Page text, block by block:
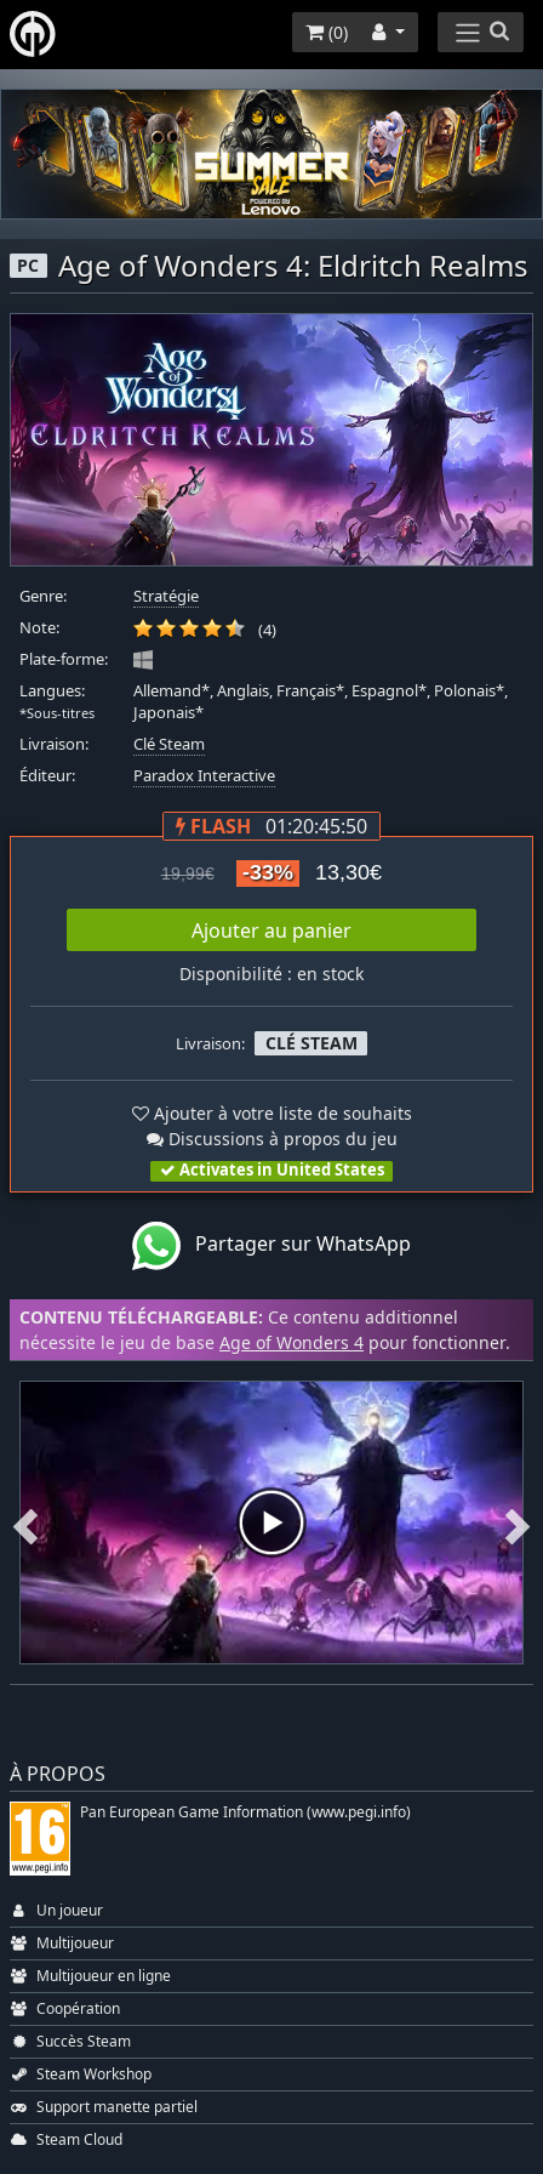
(0)
PC Age of Wonders 4: Eldritch Realms
Genre:
Stratégie
Note:
(4)
Plate-forme:
Langues:
*Sous-titres
Allemand*, Anglais, Français*, Espagnol*, Polonais*,
Japonais*
Livraison:
Clé Steam
Éditeur:
Paradox Interactive
FLASH 01:20:45:49
19,99€ -33% 13,30€
Ajouter au panier
Disponibilité : en stock
Livraison: CLÉ STEAM
Ajouter à votre liste de souhaits
Discussions à propos du jeu
Activates in United States
Partager sur WhatsApp
CONTENU TÉLÉCHARGEABLE: Ce contenu additionnel
nécessite le jeu de base Age of Wonders 4 pour fonctionner.
À PROPOS
Pan European Game Information (www.pegi.info)
Un joueur
Multijoueur
Multijoueur en ligne
Coopération
Succès Steam
Steam Workshop
Support manette partiel
Steam Cloud